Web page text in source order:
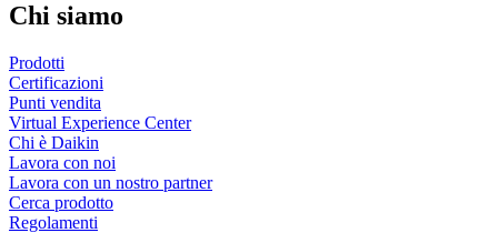
Chi siamo
Prodotti
Certificazioni
Punti vendita
Virtual Experience Center
Chi è Daikin
Lavora con noi
Lavora con un nostro partner
Cerca prodotto
Regolamenti